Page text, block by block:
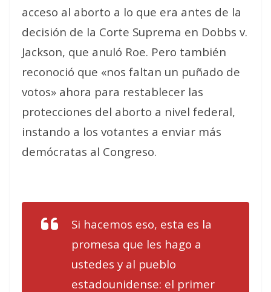
acceso al aborto a lo que era antes de la
decisión de la Corte Suprema en Dobbs v.
Jackson, que anuló Roe. Pero también
reconoció que «nos faltan un puñado de
votos» ahora para restablecer las
protecciones del aborto a nivel federal,
instando a los votantes a enviar más
demócratas al Congreso.
Si hacemos eso, esta es la
promesa que les hago a
ustedes y al pueblo
estadounidense: el primer